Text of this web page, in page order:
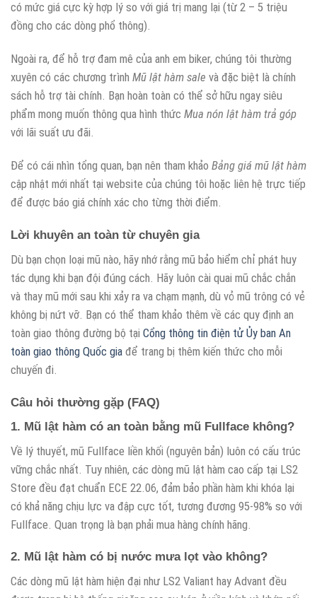
có mức giá cực kỳ hợp lý so với giá trị mang lại (từ 2 – 5 triệu
đồng cho các dòng phổ thông).
Ngoài ra, để hỗ trợ đam mê của anh em biker, chúng tôi thường
xuyên có các chương trình Mũ lật hàm sale và đặc biệt là chính
sách hỗ trợ tài chính. Bạn hoàn toàn có thể sở hữu ngay siêu
phẩm mong muốn thông qua hình thức Mua nón lật hàm trả góp
với lãi suất ưu đãi.
Để có cái nhìn tổng quan, bạn nên tham khảo Bảng giá mũ lật hàm
cập nhật mới nhất tại website của chúng tôi hoặc liên hệ trực tiếp
để được báo giá chính xác cho từng thời điểm.
Lời khuyên an toàn từ chuyên gia
Dù bạn chọn loại mũ nào, hãy nhớ rằng mũ bảo hiểm chỉ phát huy
tác dụng khi bạn đội đúng cách. Hãy luôn cài quai mũ chắc chắn
và thay mũ mới sau khi xảy ra va chạm mạnh, dù vỏ mũ trông có vẻ
không bị nứt vỡ. Bạn có thể tham khảo thêm về các quy định an
toàn giao thông đường bộ tại Cổng thông tin điện tử Ủy ban An
toàn giao thông Quốc gia để trang bị thêm kiến thức cho mỗi
chuyến đi.
Câu hỏi thường gặp (FAQ)
1. Mũ lật hàm có an toàn bằng mũ Fullface không?
Về lý thuyết, mũ Fullface liền khối (nguyên bản) luôn có cấu trúc
vững chắc nhất. Tuy nhiên, các dòng mũ lật hàm cao cấp tại LS2
Store đều đạt chuẩn ECE 22.06, đảm bảo phần hàm khi khóa lại
có khả năng chịu lực va đập cực tốt, tương đương 95-98% so với
Fullface. Quan trọng là bạn phải mua hàng chính hãng.
2. Mũ lật hàm có bị nước mưa lọt vào không?
Các dòng mũ lật hàm hiện đại như LS2 Valiant hay Advant đều